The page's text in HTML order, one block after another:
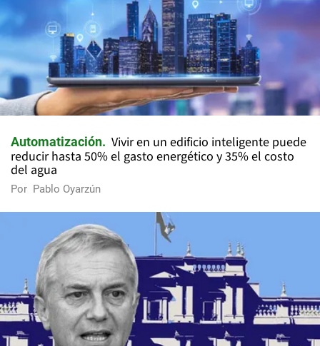
Automatización
Vivir en un edificio inteligente puede
reducir hasta 50% el gasto energético y 35% el costo
del agua
Por Pablo Oyarzún